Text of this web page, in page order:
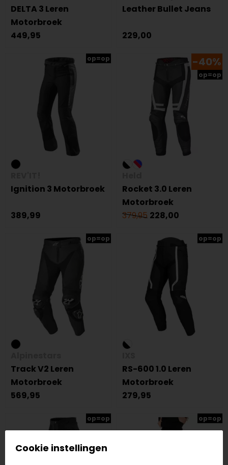
DELTA 3 Leren
Motorbroek
449,95
Leather Bullet Jeans
229,00
op=op
Ignition 3 Motorbroek
389,99
-40%
op=op
Rocket 3.0 Leren
Motorbroek
379,95 228,00
op=op
Track V2 Leren
Motorbroek
569,95
op=op
RS-600 1.0 Leren
Motorbroek
279,95
op=op op=op
Cookie instellingen